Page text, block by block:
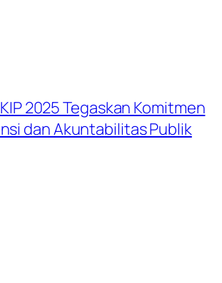
2025 Tegaskan Komitmen
dan Akuntabilitas Publik